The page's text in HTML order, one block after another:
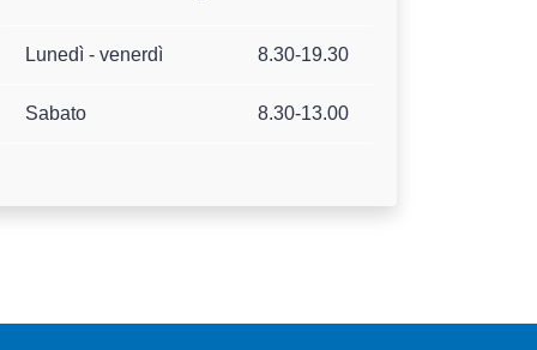
Lunedì - venerdì 8.30-19.30
Sabato 8.30-13.00